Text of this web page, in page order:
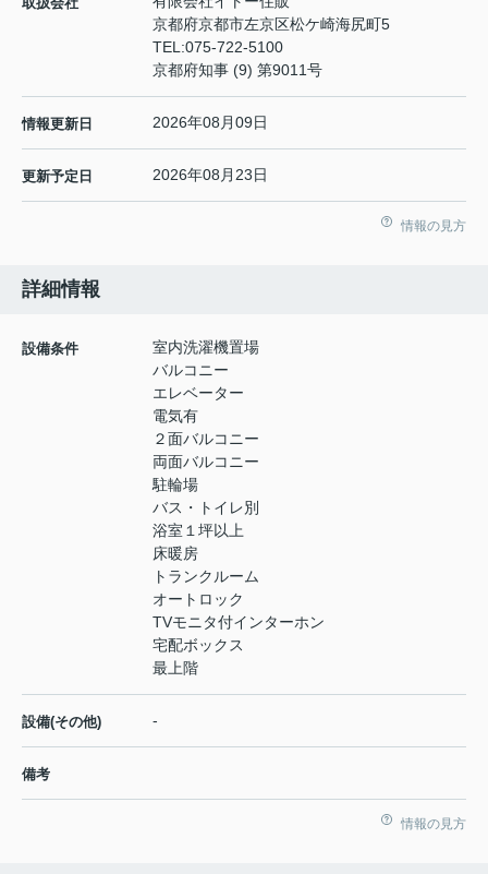
京都府京都市左京区松ケ崎海尻町5
TEL:075-722-5100
京都府知事 (9) 第9011号
情報更新日 2026年08月09日
更新予定日 2026年08月23日
情報の見方
詳細情報
設備条件
室内洗濯機置場
バルコニー
エレベーター
電気有
２面バルコニー
両面バルコニー
駐輪場
バス・トイレ別
浴室１坪以上
床暖房
トランクルーム
オートロック
TVモニタ付インターホン
宅配ボックス
最上階
設備(その他) -
備考
情報の見方